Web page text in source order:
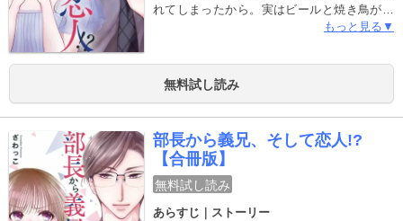
れてしまったから。実はビールと焼き鳥が大
好きで、掃除も自炊もろくにしないズボラ
ら再婚すると告げられる！ どうやら再婚相手
には連れ子がいるらしくて…。しかも姓は
のって、元カレで上司の佐々木部長！？ 同居
ってだけでもありえないのに、部長が義理の
お兄ちゃんになるの…！？ そんなの絶対にム
リ！！
もっと見る▼
無料試し読み
部長から義兄、そして恋人!?
【合冊版】
無料試し読み
あらすじ｜ストーリー